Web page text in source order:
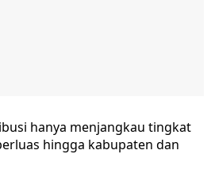
hanya menjangkau tingkat
hingga kabupaten dan